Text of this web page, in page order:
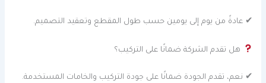
✔ عادةً من يوم إلى يومين حسب طول المقطع وتعقيد التصميم.
هل تقدم الشركة ضمانًا على التركيب؟
✔ نعم، تقدم الجودة ضمانًا على جودة التركيب والخامات المستخدمة.